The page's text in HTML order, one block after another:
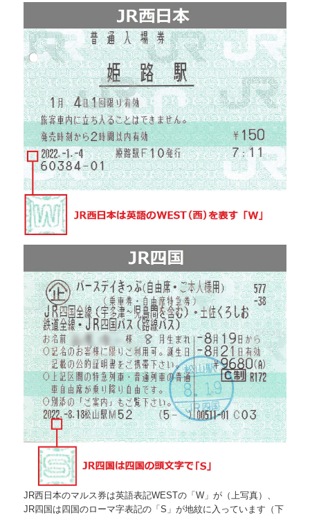
JR西日本のマルス券は英語表記WESTの「W」が（上写真）、
JR四国は四国のローマ字表記の「S」が地紋に入っています（下